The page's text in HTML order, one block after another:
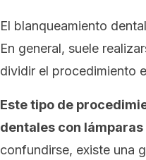
El blanqueamiento
En general, suele
dividir el procedimiento
Este tipo de
dentales con lámparas
confundirse, existe una